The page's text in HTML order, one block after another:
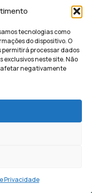
tecnologias como
do dispositivo. O
processar dados
neste site. Não
negativamente
Privacidade